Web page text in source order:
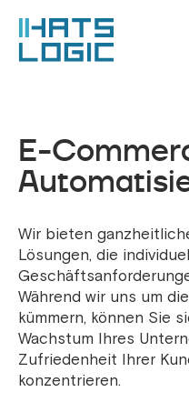
E-
Wir bieten
Lösungen, die
Während wir uns um
kümmern, können Sie
Wachstum Ihres
Zufriedenheit Ihrer
konzentrieren.